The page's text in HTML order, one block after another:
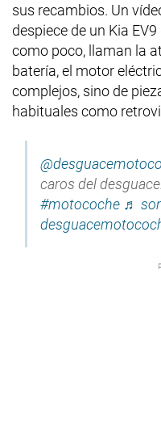
sus recambios. Un
despiece de un Kia
como poco, llaman la
batería, el motor
complejos, sino de
habituales como
caros del
#motocoche ♬